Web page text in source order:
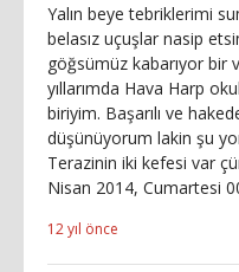
Yalın beye tebriklerimi
belasız uçuşlar nasip
göğsümüz kabarıyor bir
yıllarımda Hava Harp
biriyim. Başarılı ve
düşünüyorum lakin şu
Terazinin iki kefesi var
Nisan 2014, Cumartesi
12 yıl önce